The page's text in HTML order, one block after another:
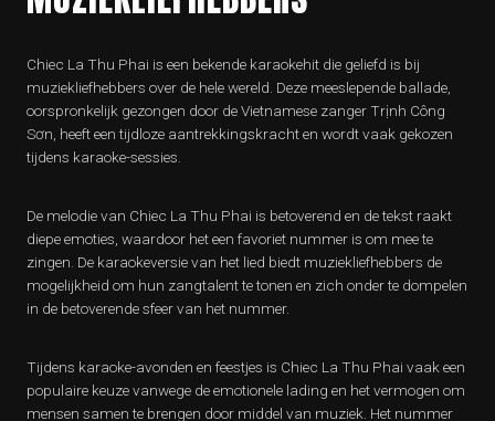
Chiec La Thu Phai is een bekende karaokehit die geliefd is bij
muziekliefhebbers over de hele wereld. Deze meeslepende ballade,
oorspronkelijk gezongen door de Vietnamese zanger Trịnh Công
Sơn, heeft een tijdloze aantrekkingskracht en wordt vaak gekozen
tijdens karaoke-sessies.
De melodie van Chiec La Thu Phai is betoverend en de tekst raakt
diepe emoties, waardoor het een favoriet nummer is om mee te
zingen. De karaokeversie van het lied biedt muziekliefhebbers de
mogelijkheid om hun zangtalent te tonen en zich onder te dompelen
in de betoverende sfeer van het nummer.
Tijdens karaoke-avonden en feestjes is Chiec La Thu Phai vaak een
populaire keuze vanwege de emotionele lading en het vermogen om
mensen samen te brengen door middel van muziek. Het nummer